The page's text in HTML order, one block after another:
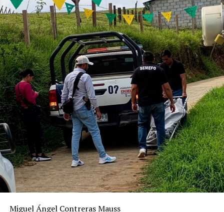
Miguel Ángel Contreras Mauss